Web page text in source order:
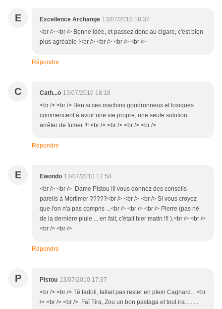
E Excellence Archange 13/07/2010 18:37
<br /> <br /> Bonne idée, et passez donc au cigare, c'est bien
plus agréable !<br /> <br /> <br /> <br />
Répondre
C Cath...o 13/07/2010 18:18
<br /> <br /> Ben si ces machins goudronneux et toxiques
commencent à avoir une vie propre, une seule solution :
arrêter de fumer !!! <br /> <br /> <br /> <br />
Répondre
E Ewondo 13/07/2010 17:58
<br /> <br /> Dame Pistou !!! vous donnez des conseils
pareils à Mortimer ?????<br /> <br /> <br /> Si vous croyez
que l'on n'a pas compris ...<br /> <br /> <br /> Pierre (pas né
de la dernière pluie ... en fait, c'était hier matin !!! ).<br /> <br />
<br /> <br />
Répondre
P Pistou 13/07/2010 17:37
<br /> <br /> Té fadoli, fallait pas rester en plein Cagnard....<br
/> <br /> <br /> Faï Tira, Zou un bon pastaga et tout ira.........